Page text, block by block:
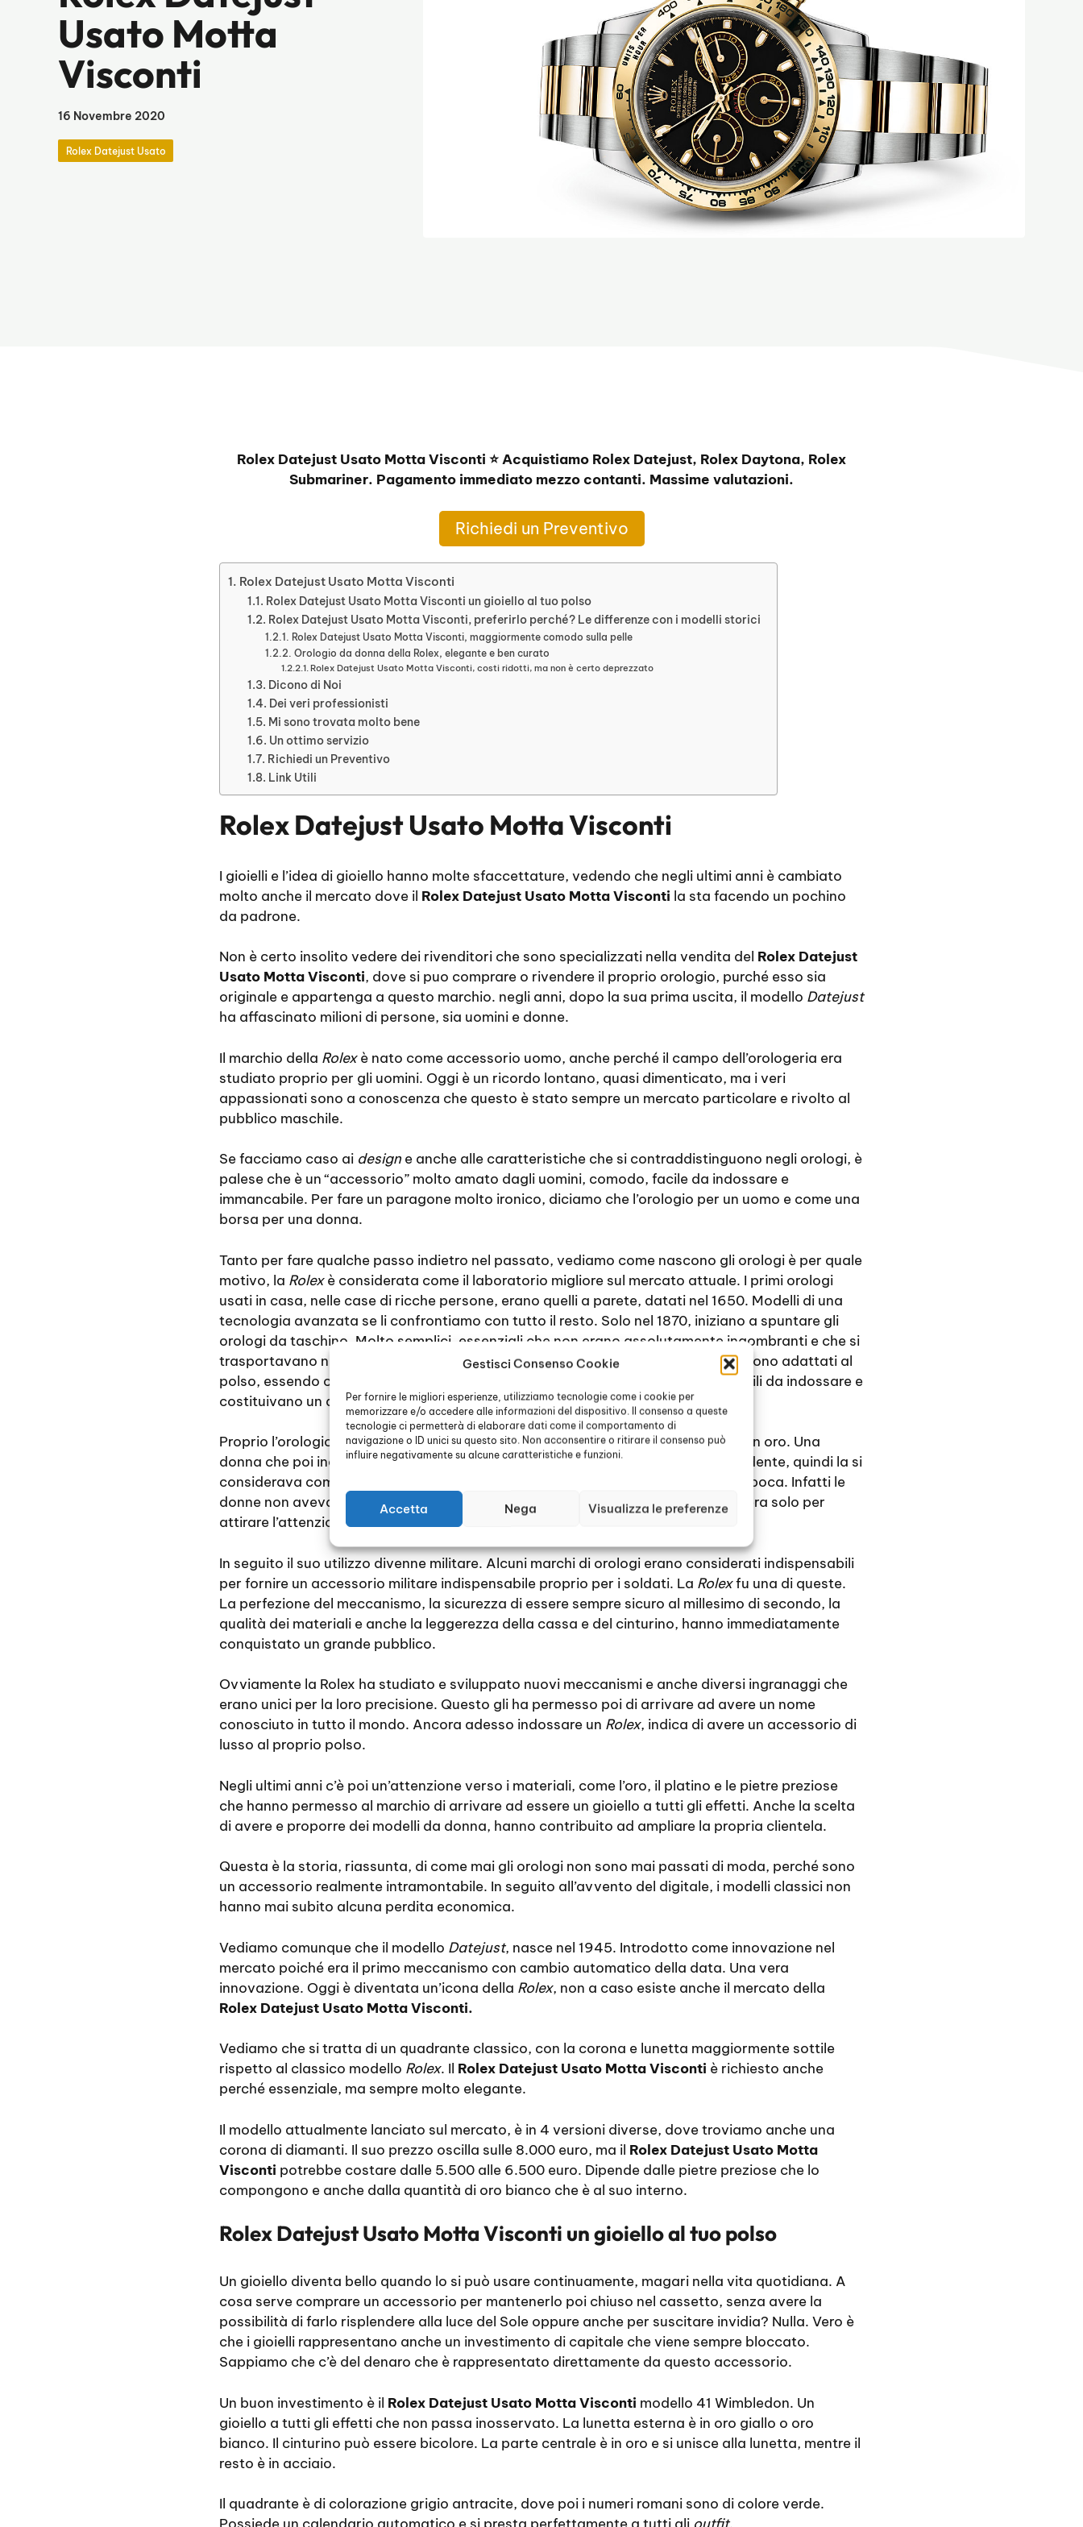
Gestisci Consenso Cookie
Per fornire le migliori esperienze, utilizziamo tecnologie come i cookie per
memorizzare e/o accedere alle informazioni del dispositivo. Il consenso a queste
tecnologie ci permetterà di elaborare dati come il comportamento di
navigazione o ID unici su questo sito. Non acconsentire o ritirare il consenso può
influire negativamente su alcune caratteristiche e funzioni.
Accetta Nega Visualizza le preferenze
Usato Motta
Visconti
16 Novembre 2020
Rolex Datejust Usato
Rolex Datejust Usato Motta Visconti ⭐ Acquistiamo Rolex Datejust, Rolex Daytona, Rolex
Submariner. Pagamento immediato mezzo contanti. Massime valutazioni.
Richiedi un Preventivo
Rolex Datejust Usato Motta Visconti
Rolex Datejust Usato Motta Visconti un gioiello al tuo polso
Rolex Datejust Usato Motta Visconti, preferirlo perché? Le differenze con i modelli storici
Rolex Datejust Usato Motta Visconti, maggiormente comodo sulla pelle
Orologio da donna della Rolex, elegante e ben curato
Rolex Datejust Usato Motta Visconti, costi ridotti, ma non è certo deprezzato
Dicono di Noi
Dei veri professionisti
Mi sono trovata molto bene
Un ottimo servizio
Richiedi un Preventivo
Link Utili
Rolex Datejust Usato Motta Visconti
I gioielli e l’idea di gioiello hanno molte sfaccettature, vedendo che negli ultimi anni è cambiato
molto anche il mercato dove il Rolex Datejust Usato Motta Visconti la sta facendo un pochino
da padrone.
Non è certo insolito vedere dei rivenditori che sono specializzati nella vendita del Rolex Datejust
Usato Motta Visconti, dove si puo comprare o rivendere il proprio orologio, purché esso sia
originale e appartenga a questo marchio. negli anni, dopo la sua prima uscita, il modello Datejust
ha affascinato milioni di persone, sia uomini e donne.
Il marchio della Rolexè nato come accessorio uomo, anche perché il campo dell’orologeria era
studiato proprio per gli uomini. Oggi è un ricordo lontano, quasi dimenticato, ma i veri
appassionati sono a conoscenza che questo è stato sempre un mercato particolare e rivolto al
pubblico maschile.
Se facciamo caso ai design e anche alle caratteristiche che si contraddistinguono negli orologi, è
palese che è un “accessorio” molto amato dagli uomini, comodo, facile da indossare e
immancabile. Per fare un paragone molto ironico, diciamo che l’orologio per un uomo e come una
borsa per una donna.
Tanto per fare qualche passo indietro nel passato, vediamo come nascono gli orologi è per quale
motivo, la Rolexè considerata come il laboratorio migliore sul mercato attuale. I primi orologi
usati in casa, nelle case di ricche persone, erano quelli a parete, datati nel 1650. Modelli di una
tecnologia avanzata se li confrontiamo con tutto il resto. Solo nel 1870, iniziano a spuntare gli
orologi da taschino. Molto semplici, essenziali che non erano assolutamente ingombranti e che si
trasportavano nascondendoli nella tasca del panciotto. Solo intorno al 1900 si sono adattati al
polso, essendo con un quadrante piccolo e con carica manuale. Erano molto facili da indossare e
costituivano un accessorio del tutto maschile.
Proprio l’orologio era considerato un gioiello da uomo, alcune avevano la cassa in oro. Una
donna che poi indossava questo accessorio, voleva dire che era troppo indipendente, quindi la si
considerava come un gesto inconveniente, esibizionista, che per la morale dell’epoca. Infatti le
donne non avevano bisogno di sapere l’ora perché esse non lavoravano, quindi era solo per
attirare l’attenzione.
In seguito il suo utilizzo divenne militare. Alcuni marchi di orologi erano considerati indispensabili
per fornire un accessorio militare indispensabile proprio per i soldati. La Rolexfu una di queste.
La perfezione del meccanismo, la sicurezza di essere sempre sicuro al millesimo di secondo, la
qualità dei materiali e anche la leggerezza della cassa e del cinturino, hanno immediatamente
conquistato un grande pubblico.
Ovviamente la Rolex ha studiato e sviluppato nuovi meccanismi e anche diversi ingranaggi che
erano unici per la loro precisione. Questo gli ha permesso poi di arrivare ad avere un nome
conosciuto in tutto il mondo. Ancora adesso indossare un Rolex, indica di avere un accessorio di
lusso al proprio polso.
Negli ultimi anni c’è poi un’attenzione verso i materiali, come l’oro, il platino e le pietre preziose
che hanno permesso al marchio di arrivare ad essere un gioiello a tutti gli effetti. Anche la scelta
di avere e proporre dei modelli da donna, hanno contribuito ad ampliare la propria clientela.
Questa è la storia, riassunta, di come mai gli orologi non sono mai passati di moda, perché sono
un accessorio realmente intramontabile. In seguito all’avvento del digitale, i modelli classici non
hanno mai subito alcuna perdita economica.
Vediamo comunque che il modello Datejust, nasce nel 1945. Introdotto come innovazione nel
mercato poiché era il primo meccanismo con cambio automatico della data. Una vera
innovazione. Oggi è diventata un’icona della Rolex, non a caso esiste anche il mercato della
Rolex Datejust Usato Motta Visconti.
Vediamo che si tratta di un quadrante classico, con la corona e lunetta maggiormente sottile
rispetto al classico modello Rolex. Il Rolex Datejust Usato Motta Visconti è richiesto anche
perché essenziale, ma sempre molto elegante.
Il modello attualmente lanciato sul mercato, è in 4 versioni diverse, dove troviamo anche una
corona di diamanti. Il suo prezzo oscilla sulle 8.000 euro, ma il Rolex Datejust Usato Motta
Visconti potrebbe costare dalle 5.500 alle 6.500 euro. Dipende dalle pietre preziose che lo
compongono e anche dalla quantità di oro bianco che è al suo interno.
Rolex Datejust Usato Motta Visconti un gioiello al tuo polso
Un gioiello diventa bello quando lo si può usare continuamente, magari nella vita quotidiana. A
cosa serve comprare un accessorio per mantenerlo poi chiuso nel cassetto, senza avere la
possibilità di farlo risplendere alla luce del Sole oppure anche per suscitare invidia? Nulla. Vero è
che i gioielli rappresentano anche un investimento di capitale che viene sempre bloccato.
Sappiamo che c’è del denaro che è rappresentato direttamente da questo accessorio.
Un buon investimento è il Rolex Datejust Usato Motta Visconti modello 41 Wimbledon. Un
gioiello a tutti gli effetti che non passa inosservato. La lunetta esterna è in oro giallo o oro
bianco. Il cinturino può essere bicolore. La parte centrale è in oro e si unisce alla lunetta, mentre il
resto è in acciaio.
Il quadrante è di colorazione grigio antracite, dove poi i numeri romani sono di colore verde.